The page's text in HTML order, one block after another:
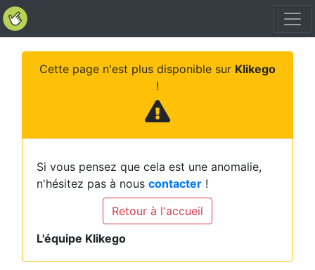
Cette page n'est plus disponible sur Klikego
!
Si vous pensez que cela est une anomalie,
n'hésitez pas à nous contacter !
Retour à l'accueil
L'équipe Klikego